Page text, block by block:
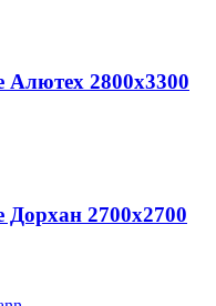
2800х3300
2700х2700